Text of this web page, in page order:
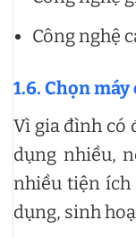
Công nghệ
1.6. Chọn
Vì gia đình có
dụng nhiều,
nhiều tiện
dụng, sinh